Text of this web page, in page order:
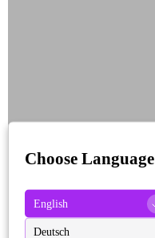
Choose Language
English
Deutsch